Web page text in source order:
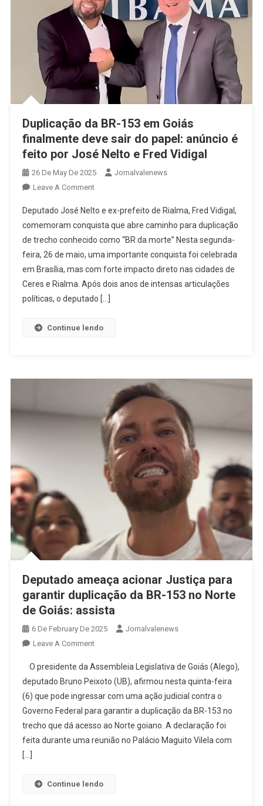
Duplicação da BR-153 em Goiás
finalmente deve sair do papel: anúncio é
feito por José Nelto e Fred Vidigal
26 De May De 2025
Jornalvalenews
Leave A CommentOn
Da
BR-
153
Em
Goiás
Finalmente
Deve
José
Nelto
Fred
Vidigal
Deputado José Nelto e ex-prefeito de Rialma, Fred Vidigal,
comemoram conquista que abre caminho para duplicação
de trecho conhecido como “BR da morte” Nesta segunda-
feira, 26 de maio, uma importante conquista foi celebrada
em Brasília, mas com forte impacto direto nas cidades de
Ceres e Rialma. Após dois anos de intensas articulações
políticas, o deputado […]
Continue lendo
Deputado ameaça acionar Justiça para
garantir duplicação da BR-153 no Norte
de Goiás: assista
6 De February De 2025
Jornalvalenews
Leave A CommentOn
Ameaça
Acionar
Justiça
Para
Garantir
Duplicação
O presidente da Assembleia Legislativa de Goiás (Alego),
deputado Bruno Peixoto (UB), afirmou nesta quinta-feira
(6) que pode ingressar com uma ação judicial contra o
Governo Federal para garantir a duplicação da BR-153 no
trecho que dá acesso ao Norte goiano. A declaração foi
feita durante uma reunião no Palácio Maguito Vilela com
[…]
Continue lendo